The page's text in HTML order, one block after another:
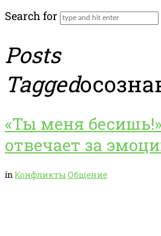
Search for
Posts
Tagged
«Ты меня
отвечает за
inКонфликтыОбщение